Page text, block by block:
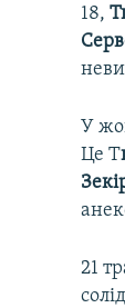
18,
У
Це Т
21